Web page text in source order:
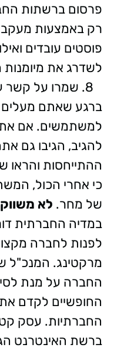
פרסום ברשתות
רק באמצעות מעקב
פוסטים עובדים
לשדרג את
שמרו על קשר
ברגע שאתם מעלים
למשתמשים. אם
להגיב, הגיבו גם
ההתייחסות
כי אחרי הכול,
של מחר. לא
במדיה החברתית
לפנות לחברה
מרקטינג. המנכ"ל
החברה על מנת
החופשיים לקדם
החברתיות. עסק
ברשת האינטרנט